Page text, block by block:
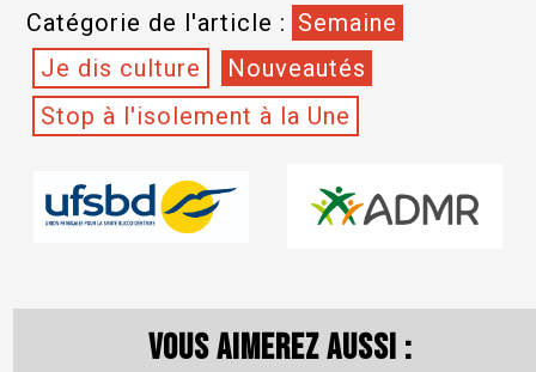
Catégorie de l'article : Semaine
Je dis culture
Nouveautés
Stop à l'isolement à la Une
Vous aimerez aussi :